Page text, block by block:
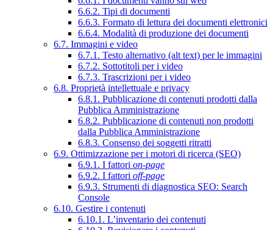
6.6.2. Tipi di documenti
6.6.3. Formato di lettura dei documenti elettronici
6.6.4. Modalità di produzione dei documenti
6.7. Immagini e video
6.7.1. Testo alternativo (alt text) per le immagini
6.7.2. Sottotitoli per i video
6.7.3. Trascrizioni per i video
6.8. Proprietà intellettuale e privacy
6.8.1. Pubblicazione di contenuti prodotti dalla
Pubblica Amministrazione
6.8.2. Pubblicazione di contenuti non prodotti
dalla Pubblica Amministrazione
6.8.3. Consenso dei soggetti ritratti
6.9. Ottimizzazione per i motori di ricerca (SEO)
6.9.1. I fattori on-page
6.9.2. I fattori off-page
6.9.3. Strumenti di diagnostica SEO: Search
Console
6.10. Gestire i contenuti
6.10.1. L’inventario dei contenuti